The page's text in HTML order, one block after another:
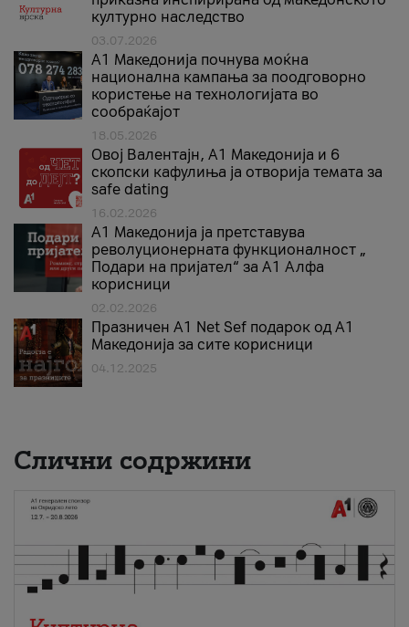
културно наследство
03.07.2026
A1 Македонија почнува моќна
национална кампања за поодговорно
користење на технологијата во
сообраќајот
18.05.2026
Овој Валентајн, A1 Македонија и 6
скопски кафулиња ја отворија темата за
safe dating
16.02.2026
А1 Македонија ја претставува
револуционерната функционалност „
Подари на пријател“ за А1 Алфа
корисници
02.02.2026
Празничен A1 Net Sеf подарок од А1
Македонија за сите корисници
04.12.2025
Слични содржини